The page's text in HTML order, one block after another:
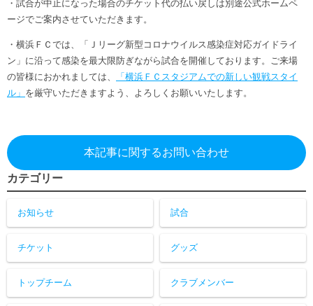
・試合が中止になった場合のチケット代の払い戻しは別途公式ホームペ
ージでご案内させていただきます。
・横浜ＦＣでは、「Ｊリーグ新型コロナウイルス感染症対応ガイドライ
ン」に沿って感染を最大限防ぎながら試合を開催しております。ご来場
の皆様におかれましては、
「横浜ＦＣスタジアムでの新しい観戦スタイ
ル」 を厳守いただきますよう、よろしくお願いいたします。
本記事に関するお問い合わせ
カテゴリー
お知らせ 試合
チケット グッズ
トップチーム クラブメンバー